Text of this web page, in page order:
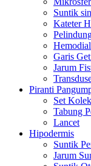
Suntik
Kateter
Garis
Jarum
Piranti
Set
Tabung
Lancet
Hipodermis
Suntik
Jarum